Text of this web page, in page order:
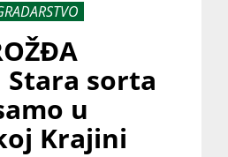
Stara sorta
u
Krajini